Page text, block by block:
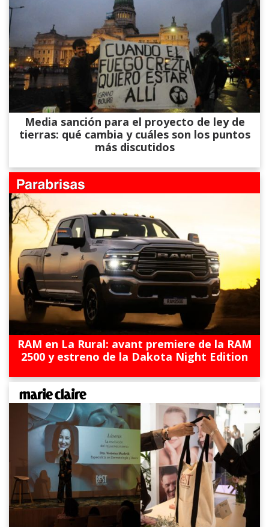
Media sanción para el proyecto de ley de
tierras: qué cambia y cuáles son los puntos
más discutidos
RAM en La Rural: avant premiere de la RAM
2500 y estreno de la Dakota Night Edition